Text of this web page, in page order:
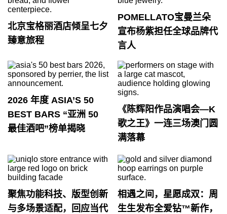
北京宝格丽酒店倾呈七夕
臻意旅程
POMELLATO宝曼兰朵
宣布杨紫担任全球品牌代
言人
2026 年度 ASIA’S 50
BEST BARS “亚洲 50
最佳酒吧”榜单揭晓
《陈辉阳作品演唱会—K
歌之王》一连三场澳门圆
满落幕
聚焦功能科技、版型创新
与多场景适配，回应当代
相遇之间，星愿成双：周
生生发布全爱钻™新作，